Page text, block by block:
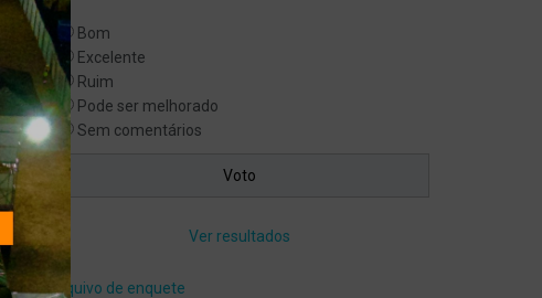
Bom
Excelente
Ruim
Pode ser melhorado
Sem comentários
Ver resultados
Arquivo de enquete